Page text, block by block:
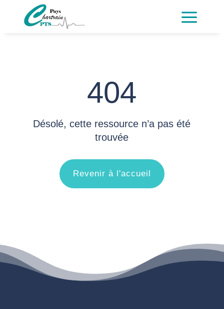
a
404
Désolé, cette ressource n’a pas été
trouvée
Revenir à l'accueil